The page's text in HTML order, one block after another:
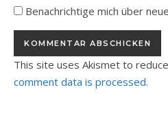
Benachrichtige mich über
This site uses Akismet to
comment data is processed.